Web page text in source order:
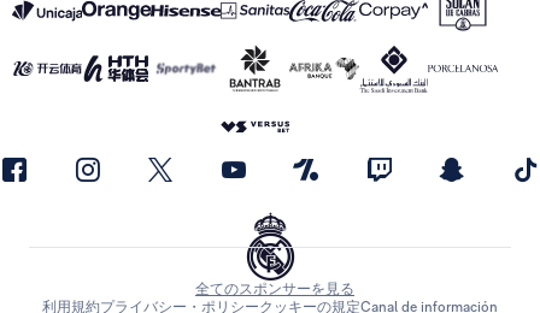
全てのスポンサーを見る
利用規約プライバシー・ポリシークッキーの規定Canal de información